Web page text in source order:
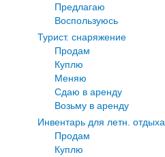
Предлагаю
Воспользуюсь
Турист. снаряжение
Продам
Куплю
Меняю
Сдаю в аренду
Возьму в аренду
Инвентарь для летн. отдыха
Продам
Куплю